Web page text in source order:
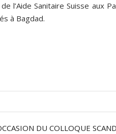
l’Aide Sanitaire Suisse aux
à Bagdad.
DU COLLOQUE